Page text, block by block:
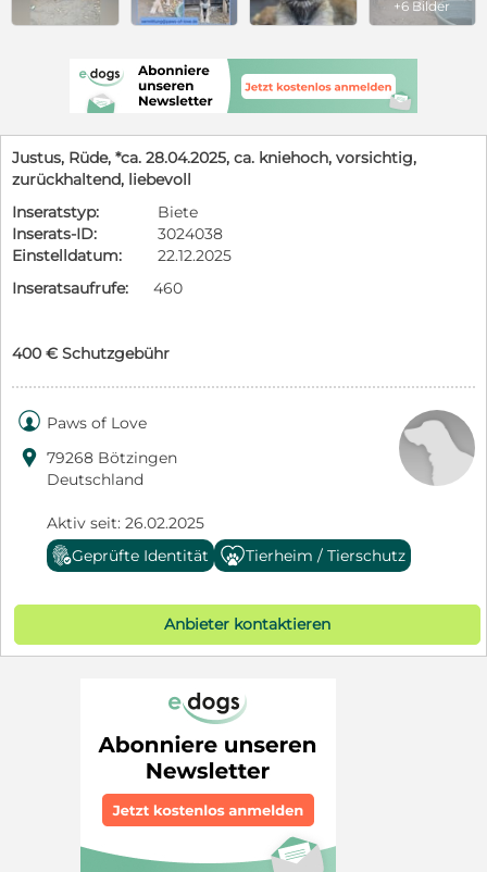
+6 Bilder
Justus, Rüde, *ca. 28.04.2025, ca. kniehoch, vorsichtig,
zurückhaltend, liebevoll
Inseratstyp:
Biete
Inserats-ID:
3024038
Einstelldatum:
22.12.2025
Inseratsaufrufe:
460
400 € Schutzgebühr
 Paws of Love
 79268 Bötzingen
Deutschland
Aktiv seit: 26.02.2025
Geprüfte Identität
Tierheim / Tierschutz
Anbieter kontaktieren